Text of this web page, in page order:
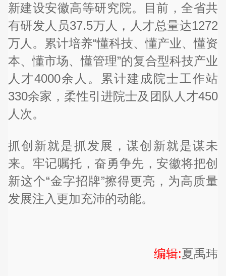
新建设安徽高等研究院。目前，全省共
有研发人员37.5万人，人才总量达1272
万人。累计培养“懂科技、懂产业、懂资
本、懂市场、懂管理”的复合型科技产业
人才4000余人。累计建成院士工作站
330余家，柔性引进院士及团队人才450
人次。
抓创新就是抓发展，谋创新就是谋未
来。牢记嘱托，奋勇争先，安徽将把创
新这个“金字招牌”擦得更亮，为高质量
发展注入更加充沛的动能。
编辑:夏禹玮